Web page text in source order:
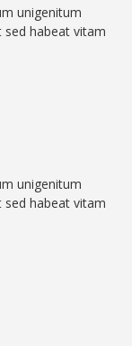
unigenitum
habeat vitam
unigenitum
habeat vitam